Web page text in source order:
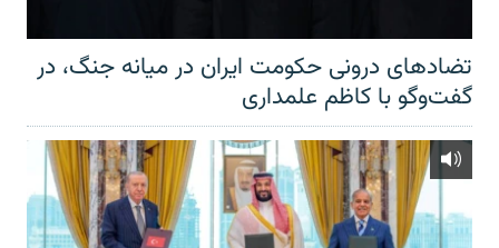
تضادهای درونی حکومت ایران در میانه جنگ، در
گفت‌‌وگو با کاظم علمداری